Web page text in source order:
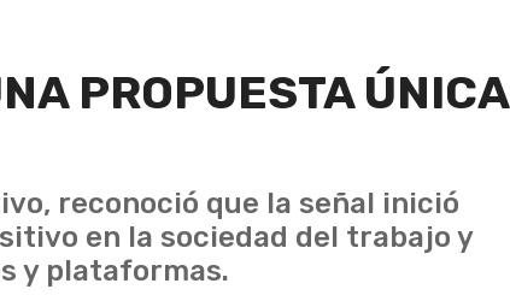
PROPUESTA ÚNICA
reconoció que la señal inició
en la sociedad del trabajo y
y plataformas.